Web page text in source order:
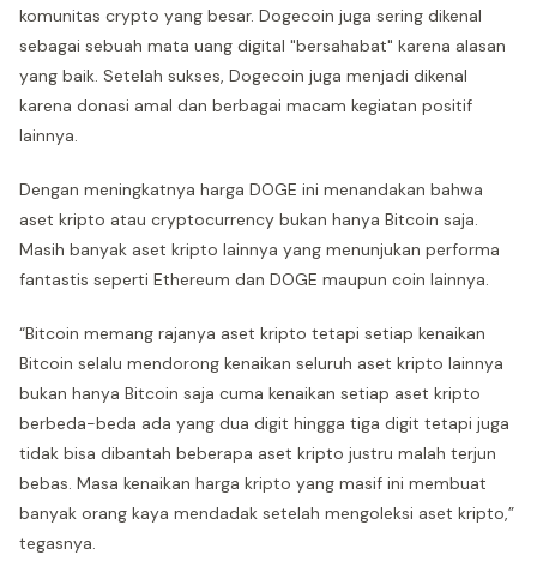
komunitas crypto yang besar. Dogecoin juga sering dikenal
sebagai sebuah mata uang digital "bersahabat" karena alasan
yang baik. Setelah sukses, Dogecoin juga menjadi dikenal
karena donasi amal dan berbagai macam kegiatan positif
lainnya.
Dengan meningkatnya harga DOGE ini menandakan bahwa
aset kripto atau cryptocurrency bukan hanya Bitcoin saja.
Masih banyak aset kripto lainnya yang menunjukan performa
fantastis seperti Ethereum dan DOGE maupun coin lainnya.
“Bitcoin memang rajanya aset kripto tetapi setiap kenaikan
Bitcoin selalu mendorong kenaikan seluruh aset kripto lainnya
bukan hanya Bitcoin saja cuma kenaikan setiap aset kripto
berbeda-beda ada yang dua digit hingga tiga digit tetapi juga
tidak bisa dibantah beberapa aset kripto justru malah terjun
bebas. Masa kenaikan harga kripto yang masif ini membuat
banyak orang kaya mendadak setelah mengoleksi aset kripto,”
tegasnya.